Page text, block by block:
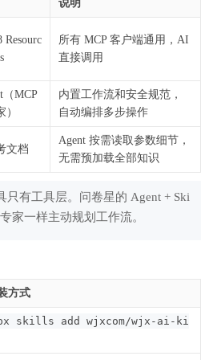
说明
Resourc
所有 MCP 客户端通用，AI
直接调用
（MCP
内置工作流和安全规范，
自动编排多步操作
文档
Agent 按需读取参数细节，
无需预加载全部知识
只有工具层。问卷星的 Agent + Ski
家一样主动规划工作流。
方式
skills add wjxcom/wjx-ai-ki